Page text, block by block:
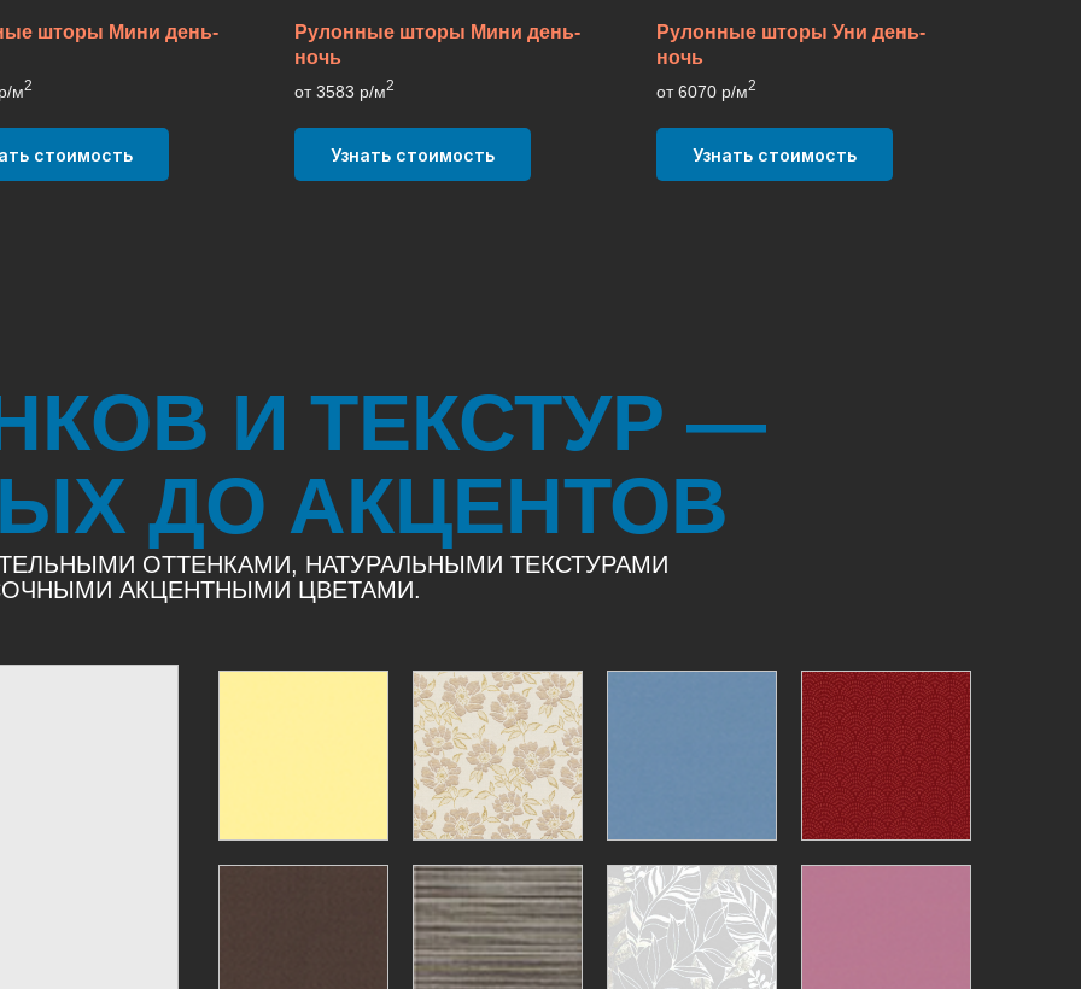
шторы Мини день-
м2
стоимость
Рулонные шторы Мини день-
ночь
от 3583 р/м2
Узнать стоимость
Рулонные шторы Уни день-
ночь
от 6070 р/м2
Узнать стоимость
И ТЕКСТУР —
ДО АКЦЕНТОВ
ОТТЕНКАМИ, НАТУРАЛЬНЫМИ ТЕКСТУРАМИ
АКЦЕНТНЫМИ ЦВЕТАМИ.